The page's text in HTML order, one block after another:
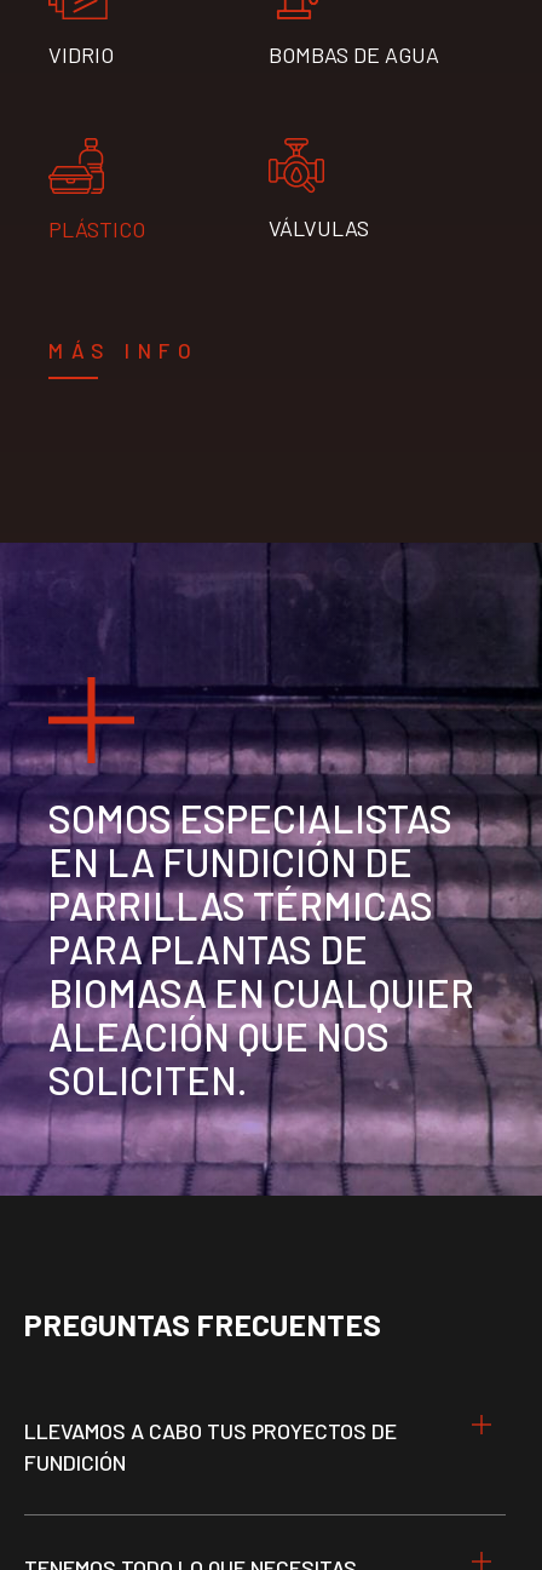
VIDRIO
PLÁSTICO
BOMBAS DE AGUA
VÁLVULAS
MÁS INFO
SOMOS ESPECIALISTAS
EN LA FUNDICIÓN DE
PARRILLAS TÉRMICAS
PARA PLANTAS DE
BIOMASA EN CUALQUIER
ALEACIÓN QUE NOS
SOLICITEN.
PREGUNTAS FRECUENTES
LLEVAMOS A CABO TUS PROYECTOS DE
FUNDICIÓN